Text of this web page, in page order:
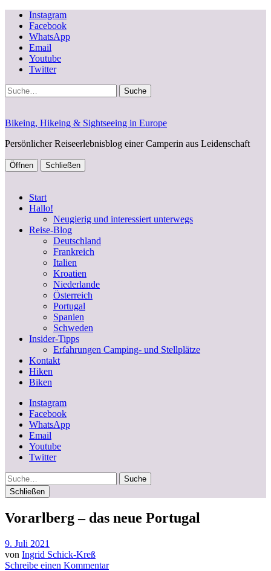
Instagram
Facebook
WhatsApp
Email
Youtube
Twitter
Suche
Bikeing, Hikeing & Sightseeing in Europe
Persönlicher Reiseerlebnisblog einer Camperin aus Leidenschaft
Öffnen Schließen
Start
Hallo!
Neugierig und interessiert unterwegs
Reise-Blog
Deutschland
Frankreich
Italien
Kroatien
Niederlande
Österreich
Portugal
Spanien
Schweden
Insider-Tipps
Erfahrungen Camping- und Stellplätze
Kontakt
Hiken
Biken
Instagram
Facebook
WhatsApp
Email
Youtube
Twitter
Suche
Schließen
Vorarlberg – das neue Portugal
9. Juli 2021
von Ingrid Schick-Kreß
Schreibe einen Kommentar